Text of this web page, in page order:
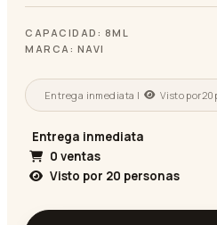
CAPACIDAD: 8ML
MARCA: NAVI
Entrega inmediata | Visto por20
Entrega inmediata
0 ventas
Visto por 20 personas